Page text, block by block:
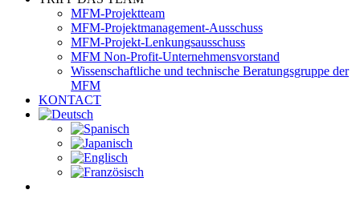
MFM-Projektteam
MFM-Projektmanagement-Ausschuss
MFM-Projekt-Lenkungsausschuss
MFM Non-Profit-Unternehmensvorstand
Wissenschaftliche und technische Beratungsgruppe der
MFM
KONTACT